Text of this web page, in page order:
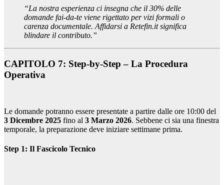
“La nostra esperienza ci insegna che il 30% delle
domande fai-da-te viene rigettato per vizi formali o
carenza documentale. Affidarsi a Retefin.it significa
blindare il contributo.”
CAPITOLO 7: Step-by-Step – La Procedura
Operativa
Le domande potranno essere presentate a partire dalle ore 10:00 del
3 Dicembre 2025 fino al 3 Marzo 2026. Sebbene ci sia una finestra
temporale, la preparazione deve iniziare settimane prima.
Step 1: Il Fascicolo Tecnico